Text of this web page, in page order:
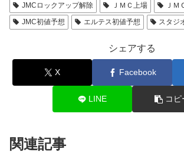
JMCロックアップ解除
ＪＭＣ上場
ＪＭ
JMC初値予想
エルテス初値予想 スタジ
シェアする
X Facebook
LINE コピ
関連記事